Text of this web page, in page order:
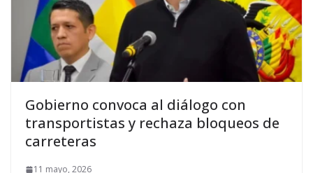
Gobierno convoca al diálogo con
transportistas y rechaza bloqueos de
carreteras
11 mayo, 2026